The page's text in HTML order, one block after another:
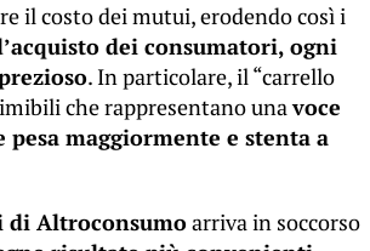
il costo dei mutui, erodendo così i
dei consumatori, ogni
. In particolare, il “carrello
che rappresentano unavoce
maggiormente e stenta a
di Altroconsumoarriva in soccorso